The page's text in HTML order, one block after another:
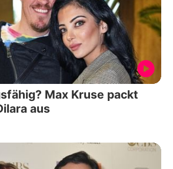
Max Kruse packt
aus